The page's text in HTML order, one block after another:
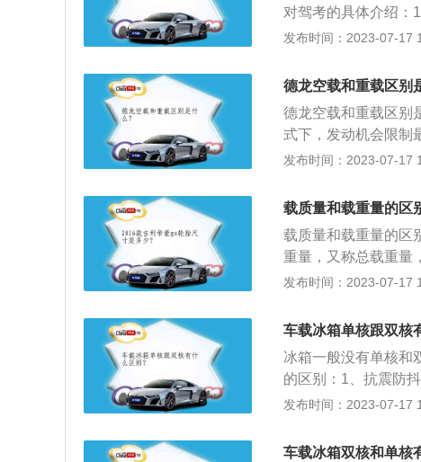
对驾考的具体介绍：
进行。2、补考：驾
试仍不合格，已经考
报名交驾校学费。
发布时间：2023-07-17
德龙空载和重载区别
德龙空载和重载区别
式下，发动机会限制
60％左右，重载则可
扭矩和转速区域内，
发布时间：2023-07-17
载质量和载重量的区
载质量和载重量的区
重量，又称总载重量
水量和空船排水量之
装载能力。2、对象
水和消耗性供应品
发布时间：2023-07-17
车载冰箱单核跟双核
冰箱一般没有单核和
的区别：1、抗震防
护：车载冰箱在达到
扰，更不会影响汽车
发布时间：2023-07-17
车载冰箱双核和单核